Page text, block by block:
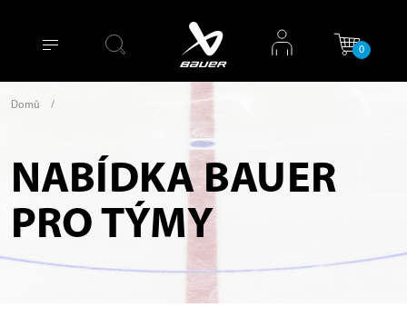
0
Domů /
NABÍDKA BAUER
PRO TÝMY